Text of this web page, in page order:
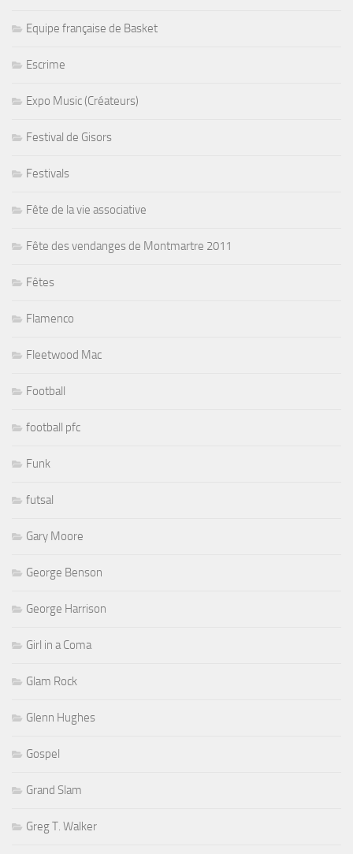
Equipe française de Basket
Escrime
Expo Music (Créateurs)
Festival de Gisors
Festivals
Fête de la vie associative
Fête des vendanges de Montmartre 2011
Fêtes
Flamenco
Fleetwood Mac
Football
football pfc
Funk
futsal
Gary Moore
George Benson
George Harrison
Girl in a Coma
Glam Rock
Glenn Hughes
Gospel
Grand Slam
Greg T. Walker